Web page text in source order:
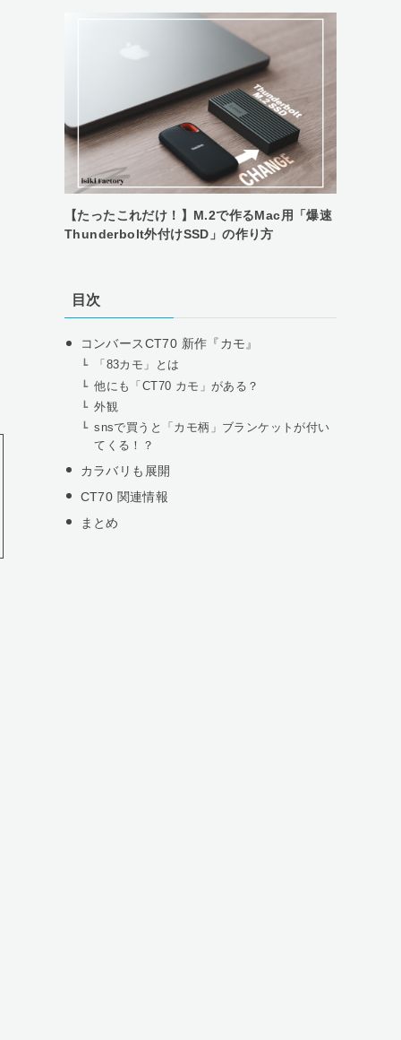
【たったこれだけ！】M.2で作るMac用「爆速
Thunderbolt外付けSSD」の作り方
目次
コンバースCT70 新作『カモ』
「83カモ」とは
他にも「CT70 カモ」がある？
外観
snsで買うと「カモ柄」ブランケットが付い
てくる！？
カラバリも展開
CT70 関連情報
まとめ